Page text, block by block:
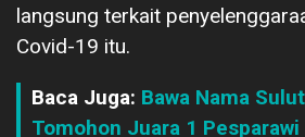
langsung terkait
Covid-19 itu.
Baca Juga: Bawa Nama
Tomohon Juara 1 Pesparawi